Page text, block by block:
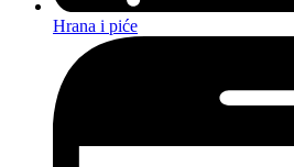
Hrana i piće